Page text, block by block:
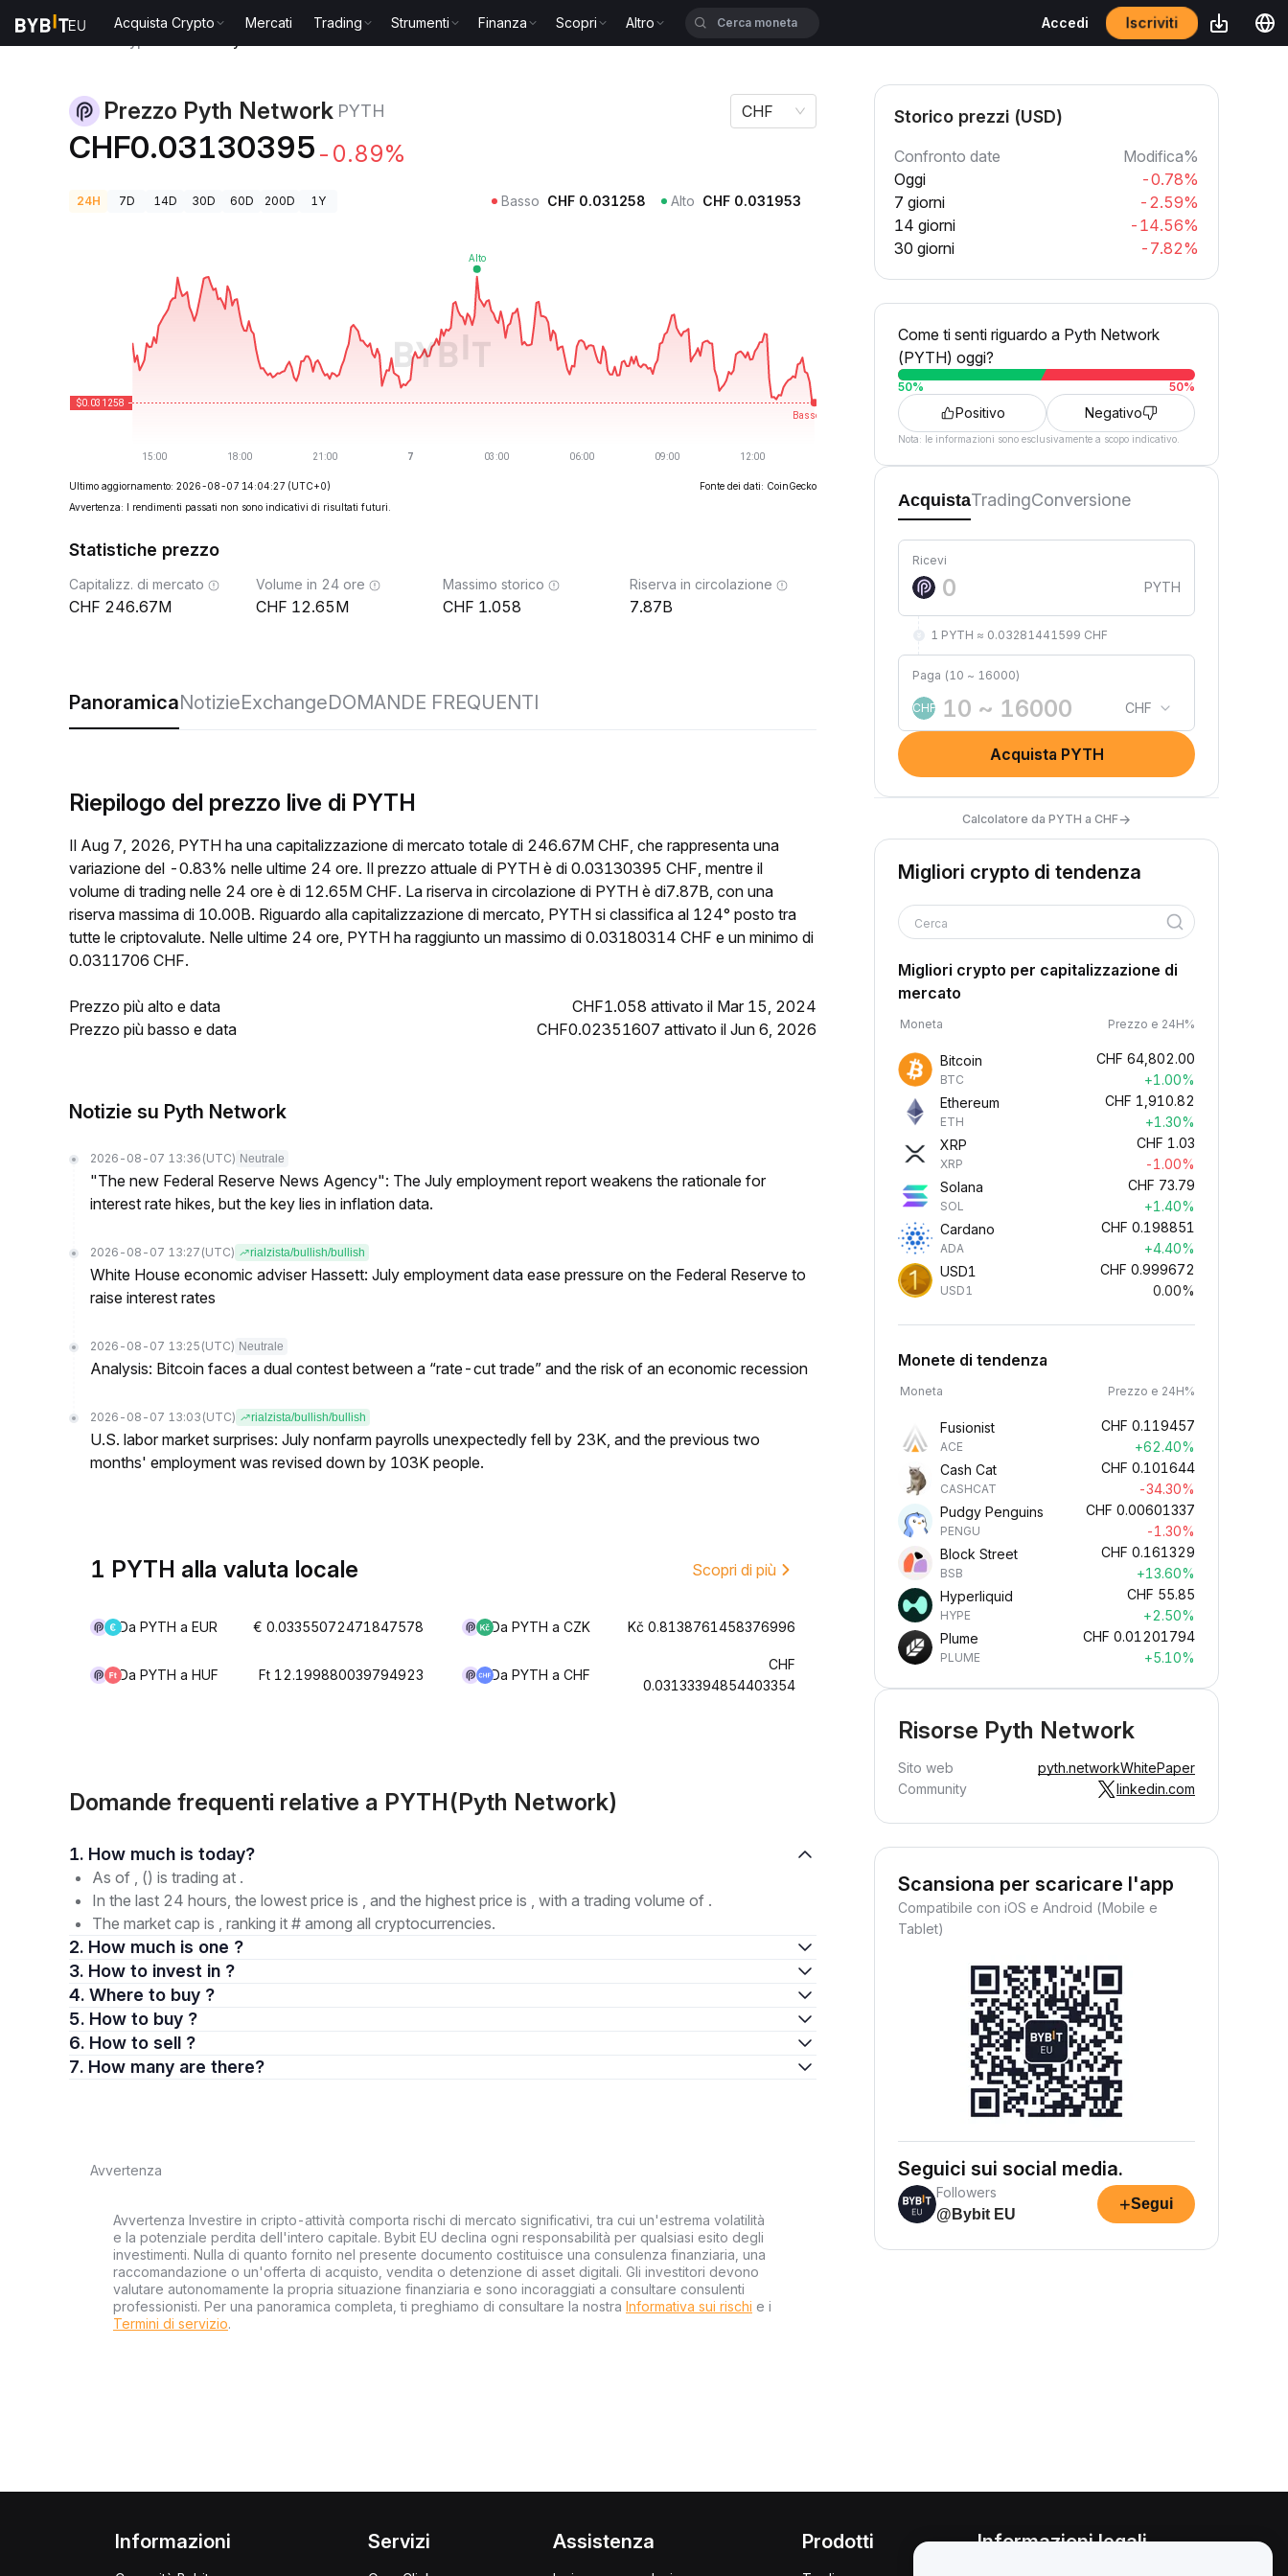
Acquista Crypto Mercati Trading Strumenti Finanza Scopri Altro Accedi Iscriviti
Prezzo Pyth Network PYTH
CHF0.03130395 -0.89%
CHF
24H 7D 14D 30D 60D 200D 1Y Basso CHF 0.031258 Alto CHF 0.031953
Ultimo aggiornamento: 2026-08-07 14:04:27 (UTC+0)
Fonte dei dati: CoinGecko
Avvertenza: I rendimenti passati non sono indicativi di risultati futuri.
Statistiche prezzo
Capitalizz. di mercato
246.67M
Volume in 24 ore
12.65M
Massimo storico
1.058
Riserva in circolazione
7.87B
PanoramicaNotizieExchangeDOMANDE FREQUENTI
Riepilogo del prezzo live di PYTH
Il Aug 7, 2026, PYTH ha una capitalizzazione di mercato totale di 246.67M CHF, che rappresenta una
variazione del -0.83% nelle ultime 24 ore. Il prezzo attuale di PYTH è di 0.03130395 CHF, mentre il
volume di trading nelle 24 ore è di 12.65M CHF. La riserva in circolazione di PYTH è di7.87B, con una
riserva massima di 10.00B. Riguardo alla capitalizzazione di mercato, PYTH si classifica al 124° posto tra
tutte le criptovalute. Nelle ultime 24 ore, PYTH ha raggiunto un massimo di 0.03180314 CHF e un minimo di
0.0311706 CHF.
Prezzo più alto e data
CHF1.058 attivato il Mar 15, 2024
Prezzo più basso e data
CHF0.02351607 attivato il Jun 6, 2026
Notizie su Pyth Network
2026-08-07 13:36 (UTC) Neutrale
"The new Federal Reserve News Agency": The July employment report weakens the rationale for
interest rate hikes, but the key lies in inflation data.
2026-08-07 13:27 (UTC) rialzista/bullish/bullish
White House economic adviser Hassett: July employment data ease pressure on the Federal Reserve to
raise interest rates
2026-08-07 13:25 (UTC) Neutrale
Analysis: Bitcoin faces a dual contest between a “rate-cut trade” and the risk of an economic recession
2026-08-07 13:03 (UTC) rialzista/bullish/bullish
U.S. labor market surprises: July nonfarm payrolls unexpectedly fell by 23K, and the previous two
months' employment was revised down by 103K people.
1 PYTH alla valuta locale Scopri di più
Da PYTH a EUR € 0.03355072471847578 Da PYTH a CZK Kč 0.8138761458376996
Da PYTH a HUF Ft 12.199880039794923 Da PYTH a CHF
CHF
0.03133394854403354
Domande frequenti relative a PYTH(Pyth Network)
1. How much is today?
As of , () is trading at .
In the last 24 hours, the lowest price is , and the highest price is , with a trading volume of .
The market cap is , ranking it # among all cryptocurrencies.
2. How much is one ?
3. How to invest in ?
4. Where to buy ?
5. How to buy ?
6. How to sell ?
7. How many are there?
Avvertenza
Avvertenza Investire in cripto-attività comporta rischi di mercato significativi, tra cui un'estrema volatilità
e la potenziale perdita dell'intero capitale. Bybit EU declina ogni responsabilità per qualsiasi esito degli
investimenti. Nulla di quanto fornito nel presente documento costituisce una consulenza finanziaria, una
raccomandazione o un'offerta di acquisto, vendita o detenzione di asset digitali. Gli investitori devono
valutare autonomamente la propria situazione finanziaria e sono incoraggiati a consultare consulenti
professionisti. Per una panoramica completa, ti preghiamo di consultare la nostra Informativa sui rischi e i
Termini di servizio.
Storico prezzi (USD)
Confronto date
Modifica%
Oggi
-0.78%
7 giorni
-2.59%
14 giorni
-14.56%
30 giorni
-7.82%
Come ti senti riguardo a Pyth Network
(PYTH) oggi?
50% 50%
Positivo Negativo
Nota: le informazioni sono esclusivamente a scopo indicativo.
AcquistaTradingConversione
Ricevi
PYTH
1 PYTH ≈ 0.03281441599 CHF
Paga (10 ~ 16000)
CHF CHF
Acquista PYTH
Calcolatore da PYTH a CHF→
Migliori crypto di tendenza
Cerca
Migliori crypto per capitalizzazione di
mercato
Moneta Prezzo e 24H%
Bitcoin
BTC
CHF 64,802.00
+1.00%
Ethereum
ETH
CHF 1,910.82
+1.30%
XRP
XRP
CHF 1.03
-1.00%
Solana
SOL
CHF 73.79
+1.40%
Cardano
ADA
CHF 0.198851
+4.40%
USD1
USD1
CHF 0.999672
0.00%
Monete di tendenza
Moneta Prezzo e 24H%
Fusionist
ACE
CHF 0.119457
+62.40%
Cash Cat
CASHCAT
CHF 0.101644
-34.30%
Pudgy Penguins
PENGU
CHF 0.00601337
-1.30%
Block Street
BSB
CHF 0.161329
+13.60%
Hyperliquid
HYPE
CHF 55.85
+2.50%
Plume
PLUME
CHF 0.01201794
+5.10%
Risorse Pyth Network
Sito web pyth.networkWhitePaper
Community
linkedin.com
Scansiona per scaricare l'app
Compatibile con iOS e Android (Mobile e
Tablet)
Seguici sui social media.
Followers
@Bybit EU
+Segui
Informazioni Servizi Assistenza Prodotti Informazioni legali